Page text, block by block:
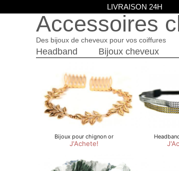
Accessoires
Des bijoux de cheveux pour vos coiffures
Headband Bijoux cheveux
LIVRAISON 24H